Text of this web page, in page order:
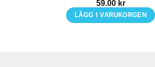
59.00 kr
LÄGG I VARUKORGEN